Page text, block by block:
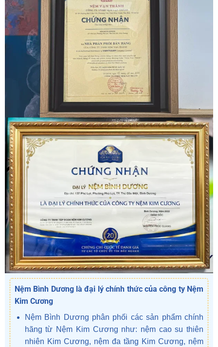
Nệm Bình Dương là đại lý chính thức của công ty Nệm
Kim Cương
Nệm Bình Dương phân phối các sản phẩm chính
hãng từ Nệm Kim Cương như: nệm cao su thiên
nhiên Kim Cương, nệm đa tầng Kim Cương, nệm